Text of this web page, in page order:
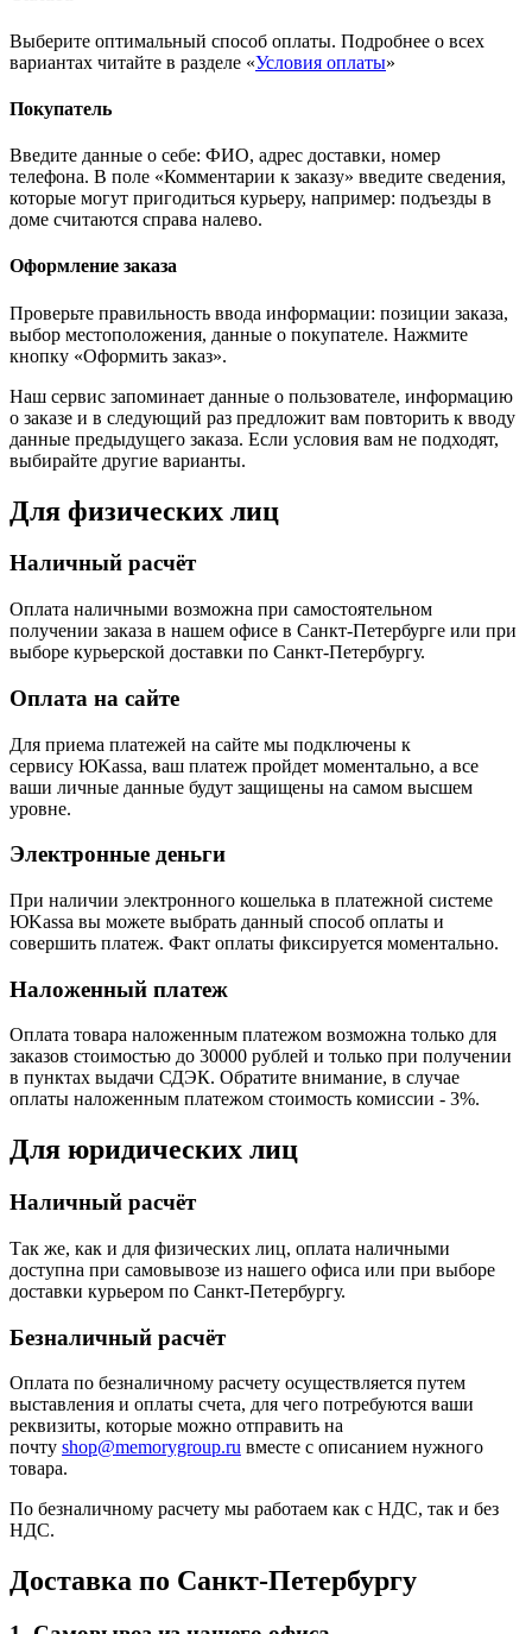
Выберите оптимальный способ оплаты. Подробнее о всех
вариантах читайте в разделе «Условия оплаты»
Покупатель
Введите данные о себе: ФИО, адрес доставки, номер
телефона. В поле «Комментарии к заказу» введите сведения,
которые могут пригодиться курьеру, например: подъезды в
доме считаются справа налево.
Оформление заказа
Проверьте правильность ввода информации: позиции заказа,
выбор местоположения, данные о покупателе. Нажмите
кнопку «Оформить заказ».
Наш сервис запоминает данные о пользователе, информацию
о заказе и в следующий раз предложит вам повторить к вводу
данные предыдущего заказа. Если условия вам не подходят,
выбирайте другие варианты.
Для физических лиц
Наличный расчёт
Оплата наличными возможна при самостоятельном
получении заказа в нашем офисе в Санкт-Петербурге или при
выборе курьерской доставки по Санкт-Петербургу.
Оплата на сайте
Для приема платежей на сайте мы подключены к
сервису ЮKassa, ваш платеж пройдет моментально, а все
ваши личные данные будут защищены на самом высшем
уровне.
Электронные деньги
При наличии электронного кошелька в платежной системе
ЮKassa вы можете выбрать данный способ оплаты и
совершить платеж. Факт оплаты фиксируется моментально.
Наложенный платеж
Оплата товара наложенным платежом возможна только для
заказов стоимостью до 30000 рублей и только при получении
в пунктах выдачи СДЭК. Обратите внимание, в случае
оплаты наложенным платежом стоимость комиссии - 3%.
Для юридических лиц
Наличный расчёт
Так же, как и для физических лиц, оплата наличными
доступна при самовывозе из нашего офиса или при выборе
доставки курьером по Санкт-Петербургу.
Безналичный расчёт
Оплата по безналичному расчету осуществляется путем
выставления и оплаты счета, для чего потребуются ваши
реквизиты, которые можно отправить на
почту shop@memorygroup.ru вместе с описанием нужного
товара.
По безналичному расчету мы работаем как с НДС, так и без
НДС.
Доставка по Санкт-Петербургу